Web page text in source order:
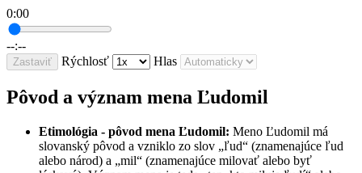
0:00
--:--
Zastaviť Rýchlosť Hlas
Pôvod a význam mena Ľudomil
Etimológia - pôvod mena Ľudomil: Meno Ľudomil má
slovanský pôvod a vzniklo zo slov „ľud“ (znamenajúce ľud
alebo národ) a „mil“ (znamenajúce milovať alebo byť